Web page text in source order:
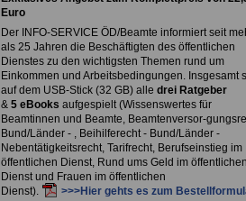
Euro
Der INFO-SERVICE ÖD/Beamte informiert seit
als 25 Jahren die Beschäftigten des öffentlichen
Dienstes zu den wichtigsten Themen rund um
Einkommen und Arbeitsbedingungen. Insgesamt
auf dem USB-Stick (32 GB) alle drei Ratgeber
& 5 eBooks aufgespielt (Wissenswertes für
Beamtinnen und Beamte, Beamtenversor-
Bund/Länder - , Beihilferecht - Bund/Länder -
Nebentätigkeitsrecht, Tarifrecht, Berufseinstieg im
öffentlichen Dienst, Rund ums Geld im öffentlichen
Dienst und Frauen im öffentlichen
Dienst).
>>>Hier gehts es zum